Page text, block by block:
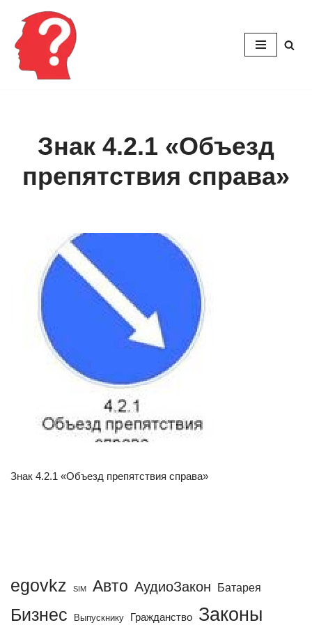
Перейти
содержимому
Знак 4.2.1 «Объезд
препятствия справа»
Знак 4.2.1 «Объезд препятствия справа»
egovkz SIM Авто АудиоЗакон Батарея
Бизнес Выпускнику Гражданство Законы